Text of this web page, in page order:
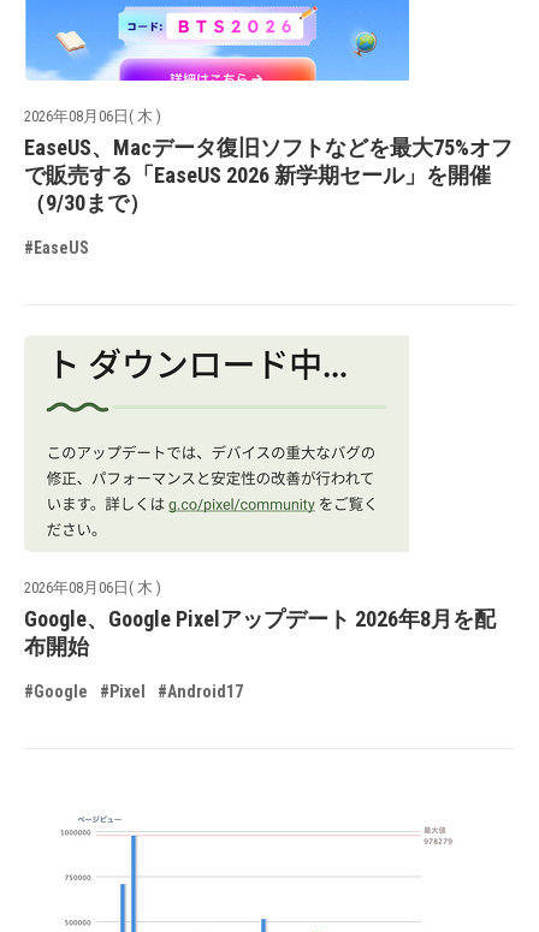
2026年08月06日( 木 )
EaseUS、Macデータ復旧ソフトなどを最大75%オフ
で販売する「EaseUS 2026 新学期セール」を開催
（9/30まで）
#EaseUS
2026年08月06日( 木 )
Google、Google Pixelアップデート 2026年8月を配
布開始
#Google #Pixel #Android17